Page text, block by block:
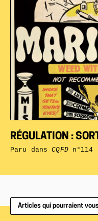
RÉGULATION :
Paru dansCQFDn°114
Articles qui pourraient